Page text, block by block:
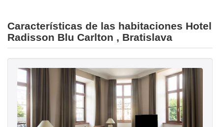
Características de las habitaciones Hotel
Radisson Blu Carlton , Bratislava